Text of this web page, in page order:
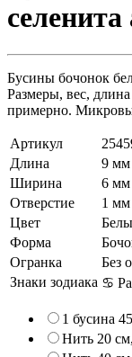
селенита
Бусины бочонок
Размеры, вес,
примерно.
Артикул
Длина
9 мм
Ширина
6 мм
Отверстие
1 мм
Цвет
Форма
Огранка
Без
Знаки зодиака ♋
1 бусина
Нить 20